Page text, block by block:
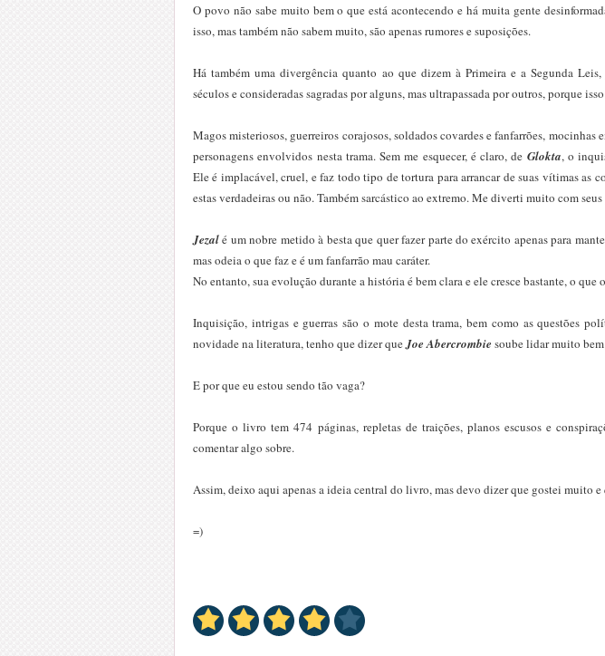
O povo não sabe muito bem o que está acontecendo e há muita gente
isso, mas também não sabem muito, são apenas rumores e suposições.
Há também uma divergência quanto ao que dizem à Primeira e a Segunda
séculos e consideradas sagradas por alguns, mas ultrapassada por outros, porque
Magos misteriosos, guerreiros corajosos, soldados covardes e fanfarrões, mocinhas
personagens envolvidos nesta trama. Sem me esquecer, é claro, de Glokta, o
Ele é implacável, cruel, e faz todo tipo de tortura para arrancar de suas vítimas as
estas verdadeiras ou não. Também sarcástico ao extremo. Me diverti muito com seus
Jezalé um nobre metido à besta que quer fazer parte do exército apenas para
mas odeia o que faz e é um fanfarrão mau caráter.
No entanto, sua evolução durante a história é bem clara e ele cresce bastante, o que
Inquisição, intrigas e guerras são o mote desta trama, bem como as questões
novidade na literatura, tenho que dizer que Joe Abercrombie soube lidar muito
E por que eu estou sendo tão vaga?
Porque o livro tem 474 páginas, repletas de traições, planos escusos e
comentar algo sobre.
Assim, deixo aqui apenas a ideia central do livro, mas devo dizer que gostei muito e
=)